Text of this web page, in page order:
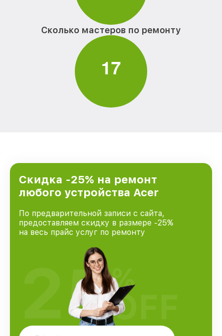
Сколько мастеров по ремонту
17
Скидка -25% на ремонт
любого устройства Acer
По предварительной записи с сайта,
предоставляем скидку в размере -25%
на весь прайс услуг по ремонту
25%
OFF